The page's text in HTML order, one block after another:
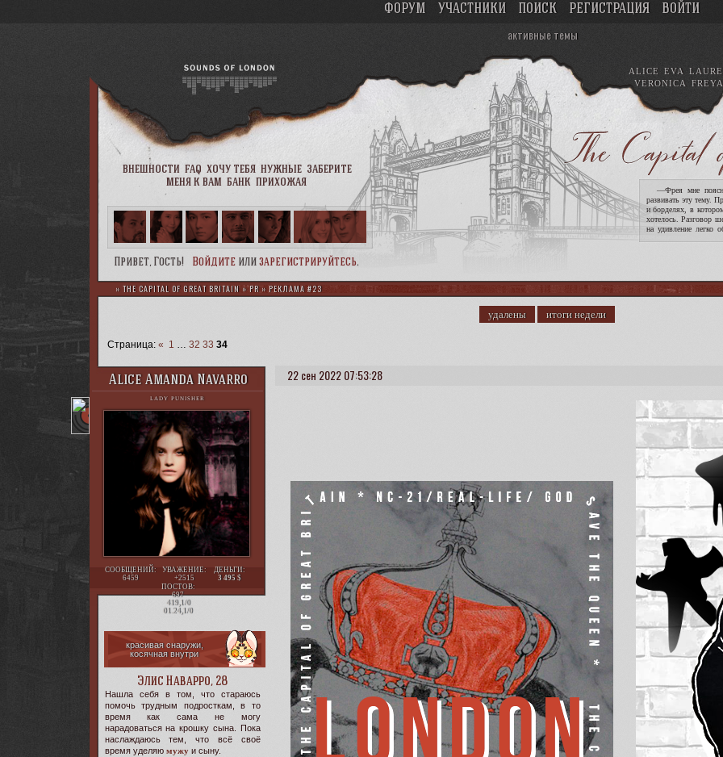
ALICE EVA
VERONICA
FREYA
—Фрея мне
развивать эту тему.
и борделях, в
хотелось. Разговор
на удивление легко
внешности faq хочу тебя нужные заберите
меня к вам банк прихожая
ФОРУМ УЧАСТНИКИ ПОИСК РЕГИСТРАЦИЯ ВОЙТИ
активные темы
удалены итоги недели
Привет, Гость! Войдите или зарегистрируйтесь.
» THE CAPITAL OF GREAT BRITAIN »PR » РЕКЛАМА #23
Страница:« 1 32 33 34
22 сен 2022 07:53:28
Alice Amanda Navarro
LADY PUNISHER
СООБЩЕНИЙ:
6459
УВАЖЕНИЕ:
+2515
ДЕНЬГИ:
3 495
ПОСТОВ:
697
419,1/0
01.24,1/0
красивая снаружи,
косячная внутри
Элис Наварро, 28
Нашла себя в том, что стараюсь
помочь трудным подросткам, в то
время как сама не могу
нарадоваться на крошку сына. Пока
наслаждаюсь тем, что всё своё
время уделяю мужуи сыну.